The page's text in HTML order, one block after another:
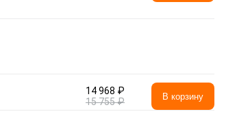
14 968 ₽
15 755 ₽
В корзину